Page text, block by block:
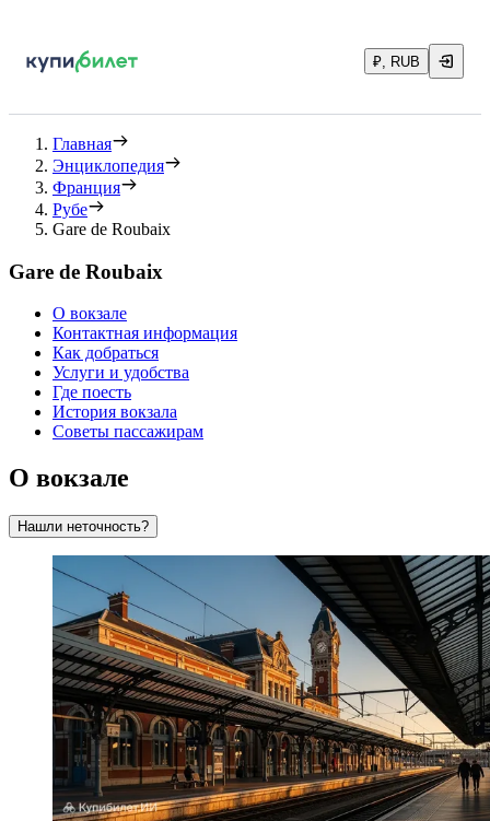
₽, RUB
Главная
Энциклопедия
Франция
Рубе
Gare de Roubaix
Gare de Roubaix
О вокзале
Контактная информация
Как добраться
Услуги и удобства
Где поесть
История вокзала
Советы пассажирам
О вокзале
Нашли неточность?